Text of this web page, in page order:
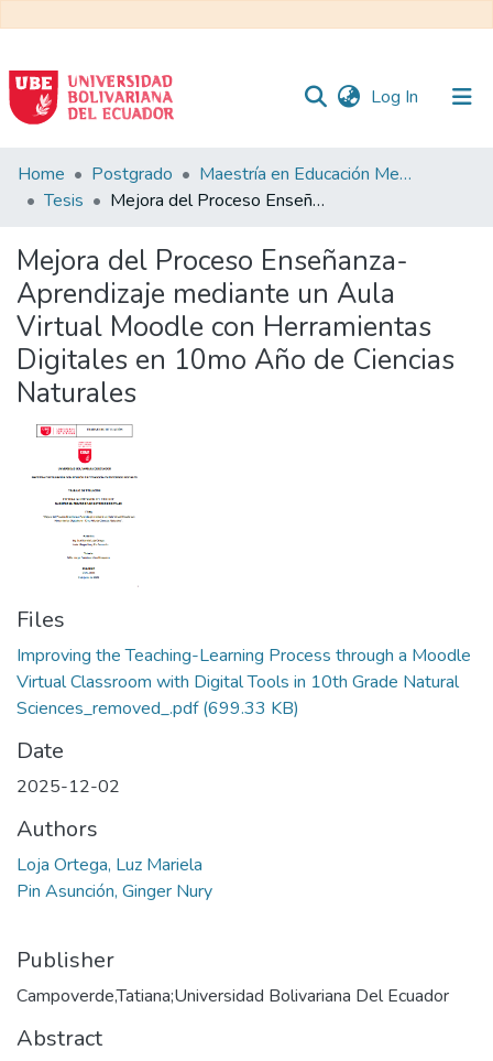
Log In (current)
Communities
&
All of DSpace
Statistics
Home Postgrado
Maestría en Educación Mención en Pedagogía en Entornos Digitales
Tesis
Mejora del Proceso Enseñanza-Aprendizaje mediante un Aula Virtual Moodle con Herramientas Digitales en 10mo Año de Ciencias Naturales
Mejora del Proceso Enseñanza-
Aprendizaje mediante un Aula
Virtual Moodle con Herramientas
Digitales en 10mo Año de Ciencias
Naturales
Files
Improving the Teaching-Learning Process through a Moodle
Virtual Classroom with Digital Tools in 10th Grade Natural
Sciences_removed_.pdf(699.33 KB)
Date
2025-12-02
Authors
Loja Ortega, Luz Mariela
Pin Asunción, Ginger Nury
Publisher
Campoverde,Tatiana;Universidad Bolivariana Del Ecuador
Abstract